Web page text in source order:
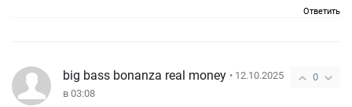
Ответить
0
big bass bonanza real money • 12.10.2025
в 03:08